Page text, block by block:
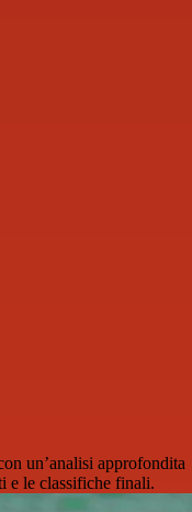
un’analisi approfondita
e le classifiche finali.